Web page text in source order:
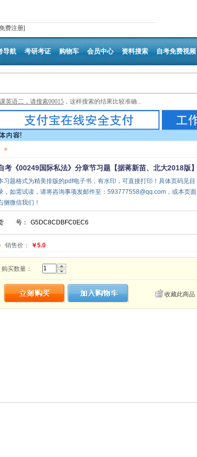
费注册]
导航 考研考证 购物车 会员中心 资料搜索 自考免费视频
英语二，请搜索00015 ，这样搜索的结果比较准确...
»
考《00249国际私法》分章节习题【据蒋新苗、北大2018版】
习题格式为精美排版的pdf电子书，有水印，可直接打印！具体页码见目
，如需试读，请将咨询事项发邮件至：593777558@qq.com，或本页面
侧微信我们！
号： G5DC8CDBFC0EC6
销售价： ￥5.0
购买数量：
收藏此商品